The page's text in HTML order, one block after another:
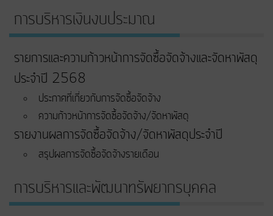
การบริหารเงินงบประมาณ
รายการและความก้าวหน้าการจัดซื้อจัดจ้างและจัดหาพัสดุ
ประจำปี 2568
ประกาศที่เกี่ยวกับการจัดซื้อจัดจ้าง
ความก้าวหน้าการจัดซื้อจัดจ้าง/จัดหาพัสดุ
รายงานผลการจัดซื้อจัดจ้าง/จัดหาพัสดุประจำปี
สรุปผลการจัดซื้อจัดจ้างรายเดือน
การบริหารและพัฒนาทรัพยากรบุคคล